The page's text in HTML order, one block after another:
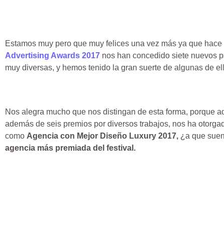
Estamos muy pero que muy felices una vez más ya que
Advertising Awards 2017 nos han concedido siete nuevos
muy diversas, y hemos tenido la gran suerte de algunas de
Nos alegra mucho que nos distingan de esta forma, porque
además de seis premios por diversos trabajos, nos ha
como Agencia con Mejor Diseño Luxury 2017, ¿a que
agencia más premiada del festival.